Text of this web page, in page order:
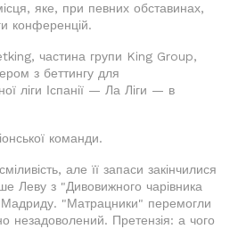
яке, при певних обставинах,
конференцій.
частина групи King Group,
з беттингу для
ліги Іспанії — Ла Ліги — в
команди.
але її запаси закінчилися
Леву з "Дивовижного чарівника
Мадриду. "Матрацники" перемогли
незадоволений. Претензія: а чого